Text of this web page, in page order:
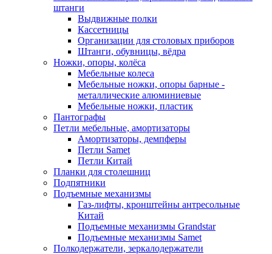
штанги
Выдвижные полки
Кассетницы
Организации для столовых приборов
Штанги, обувницы, вёдра
Ножки, опоры, колёса
Мебельные колеса
Мебельные ножки, опоры барные -
металлические алюминиевые
Мебельные ножки, пластик
Пантографы
Петли мебельные, амортизаторы
Амортизаторы, демпферы
Петли Samet
Петли Китай
Планки для столешниц
Подпятники
Подъемные механизмы
Газ-лифты, кронштейны антресольные
Китай
Подъемные механизмы Grandstar
Подъемные механизмы Samet
Полкодержатели, зеркалодержатели